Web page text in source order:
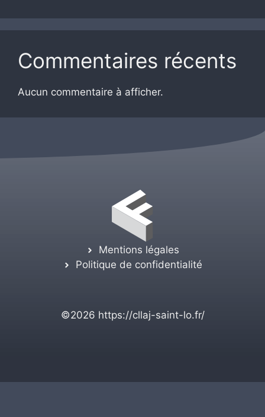
Commentaires récents
Aucun commentaire à afficher.
Mentions légales
Politique de confidentialité
©2026 https://cllaj-saint-lo.fr/